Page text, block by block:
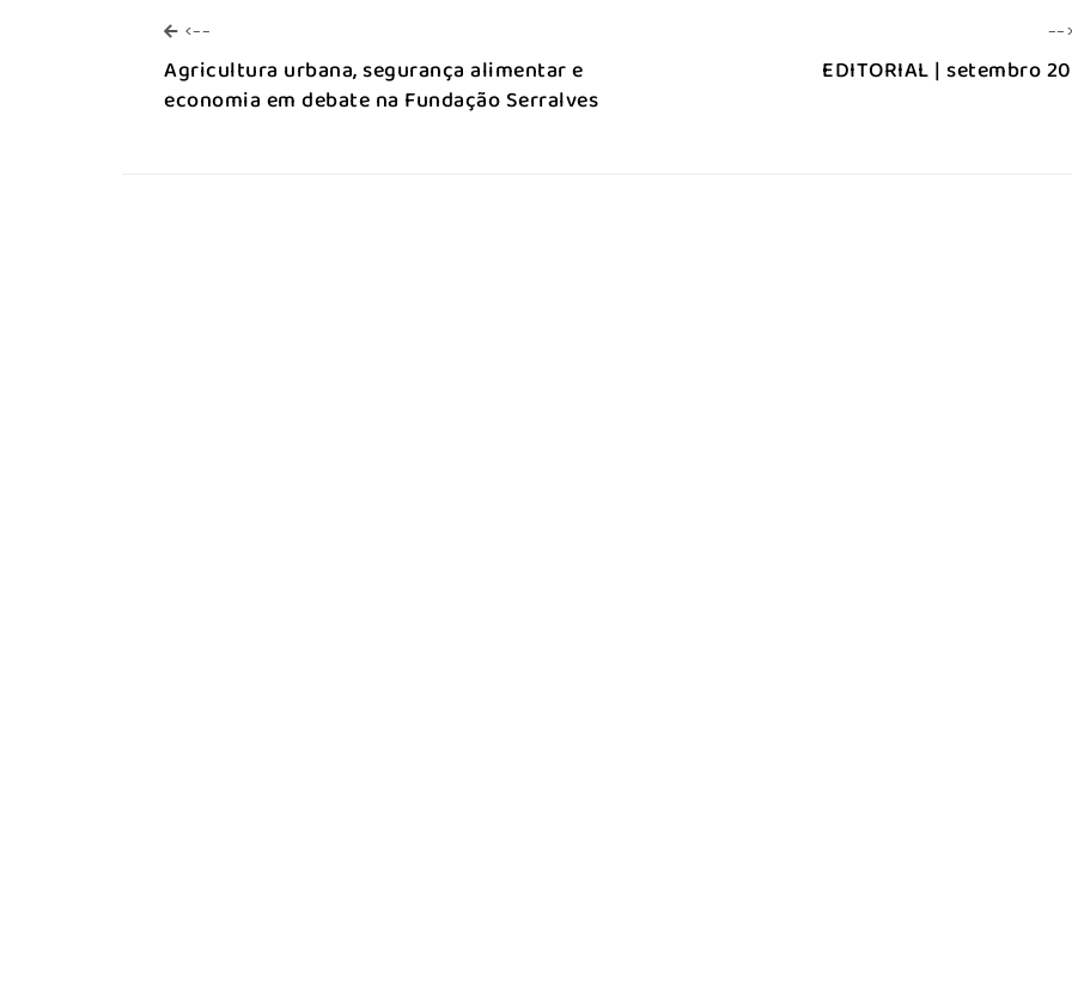
<--
Agricultura urbana, segurança alimentar e
economia em debate na Fundação Serralves
--
EDITORIAL | setembro